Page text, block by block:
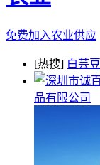
免费加入农业供应
[热搜] 白芸豆
品有限公司